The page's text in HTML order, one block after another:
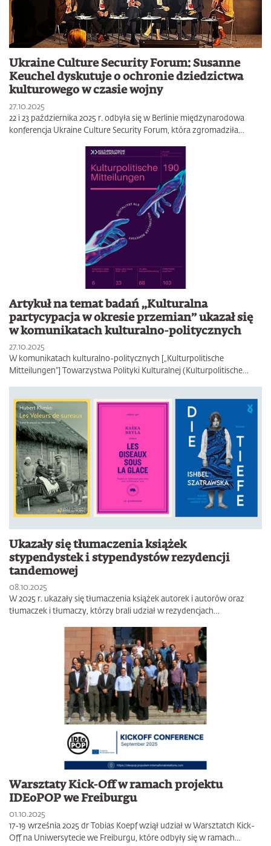
Ukraine Culture Security Forum: Susanne
Keuchel dyskutuje o ochronie dziedzictwa
kulturowego w czasie wojny
27.10.2025
22 i 23 października 2025 r. odbyła się w Berlinie międzynarodowa
konferencja Ukraine Culture Security Forum, która zgromadziła…
Artykuł na temat badań „Kulturalna
partycypacja w okresie przemian” ukazał się
w komunikatach kulturalno-politycznych
27.10.2025
W komunikatach kulturalno-politycznych [„Kulturpolitische
Mitteilungen”] Towarzystwa Polityki Kulturalnej (Kulturpolitische…
Ukazały się tłumaczenia książek
stypendystek i stypendystów rezydencji
tandemowej
08.10.2025
W 2025 r. ukazały się tłumaczenia książek autorek i autorów oraz
tłumaczek i tłumaczy, którzy brali udział w rezydencjach…
Warsztaty Kick-Off w ramach projektu
IDEoPOP we Freiburgu
01.10.2025
17-19 września 2025 dr Tobias Koepf wziął udział w Warsztatch Kick-
Off na Uniwersytecie we Freiburgu, które odbyły się w ramach…